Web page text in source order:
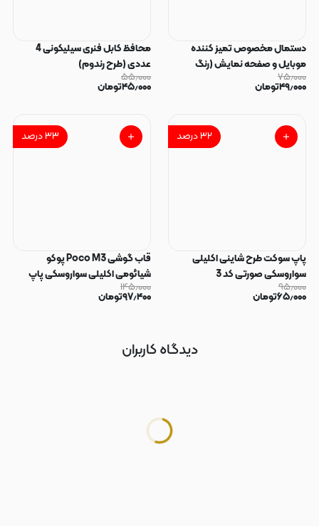
دستمال مخصوص تمیز کننده
موبایل و صفحه نمایش (رنگ
رندوم)
۷۵٫۰۰۰
۴۹٫۰۰۰تومان
محافظ کابل فنری سیلیکونی 4
عددی (طرح رندوم)
۵۵٫۰۰۰
۴۵٫۰۰۰تومان
۳۲درصد
پاپ سوکت طرح شاینی اکلیلی
سواروسکی صورتی کد 3
۹۵٫۰۰۰
۶۵٫۰۰۰تومان
۳۳درصد
قاب گوشی Poco M3 پوکو
شیائومی اکلیلی سواروسکی پاپ
سوکت دار محافظ لنز دار صورتی کد
۱۴۵٫۰۰۰
۹۷٫۴۰۰تومان
دیدگاه کاربران